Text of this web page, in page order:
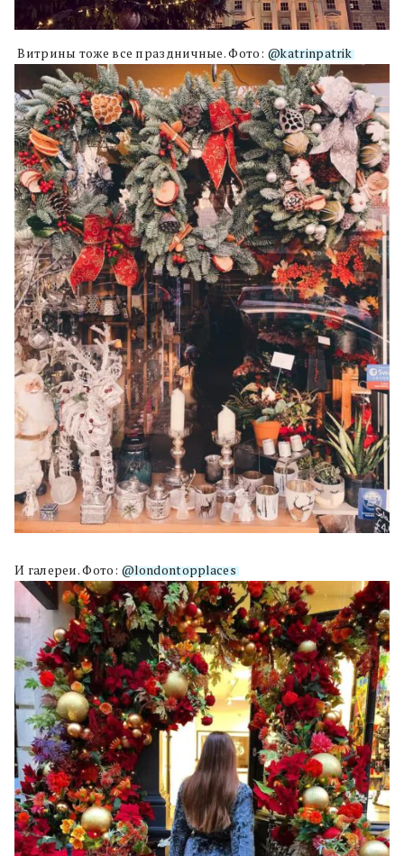
Витрины тоже все праздничные. Фото: @katrinpatrik
И галереи. Фото: @londontopplaces